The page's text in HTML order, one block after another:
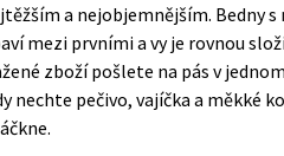
a nejobjemnějším. Bedny
mezi prvními a vy je rovnou
zboží pošlete na pás v
nechte pečivo, vajíčka a měkké